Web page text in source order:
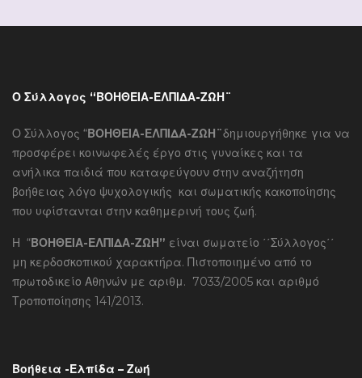
Ο Σύλλογος “ΒΟΗΘΕΙΑ-ΕΛΠΙΔΑ-ΖΩΗ¨
Ο Σύλλογος “ΒΟΗΘΕΙΑ-ΕΛΠΙΔΑ-ΖΩΗ¨δημιουργήθηκε για να
προσφέρει κοινωφελές έργο στις γυναίκες και τα
ανήλικα παιδιά που καταφεύγουν στην αναζήτηση
βοήθειας λόγο ψυχολογικής και σωματικής κακοποίησης
που υφίστανται στην καθημερινή τους ζωή.
Η “ΒΟΗΘΕΙΑ-ΕΛΠΙΔΑ-ΖΩΗ” είναι σωματείο ΄΄Σύλλογος΄΄
μη κερδοσκοπικού χαρακτήρα. Πιστοποιημένο από το
πρωτοδικείο Αθηνών με αριθμ. 7033/2005 και αριθμό
Τροποποίησης 141/2013.
Βοήθεια -Ελπίδα – Ζωή